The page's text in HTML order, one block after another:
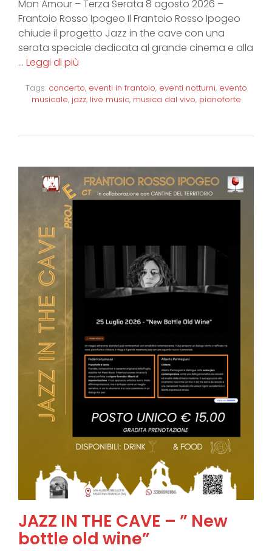
Mon Amour – Terza Serata 8 agosto 2026 –
Frantoio Rosso Ipogeo Il Frantoio Rosso Ipogeo
chiude il progetto Jazz in the cave con una
serata speciale dedicata al grande cinema e alla
… Leggi di più
Tags: concerto, eventi in frantoio, eventi notturni, evento
musicale, jazz, live music, musica dal vivo, pianoforte
JAZZ IN THE CAVE – ” New
bottle old wine”